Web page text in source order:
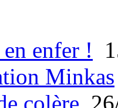
enfer !
Minkas